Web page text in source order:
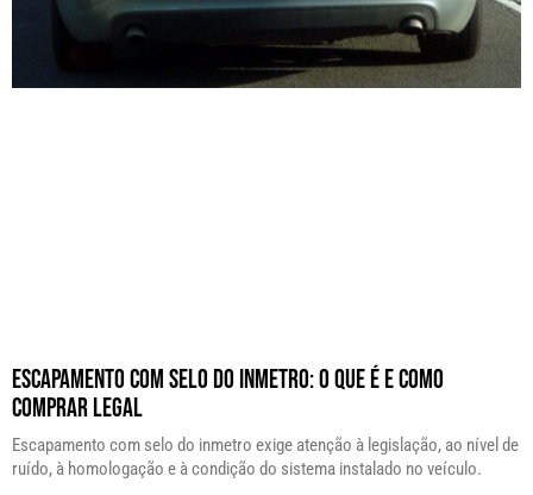
Escapamento com Selo do Inmetro: O Que É e Como
Comprar Legal
Escapamento com selo do inmetro exige atenção à legislação, ao nível de
ruído, à homologação e à condição do sistema instalado no veículo.